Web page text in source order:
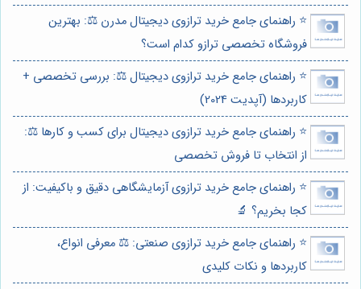
⭐️ راهنمای جامع خرید ترازوی دیجیتال مدرن ⚖️: بهترین
فروشگاه تخصصی ترازو کدام است؟
⭐️ راهنمای جامع خرید ترازوی دیجیتال ⚖️: بررسی تخصصی +
کاربردها (آپدیت 2024)
⭐️ راهنمای جامع خرید ترازوی دیجیتال برای کسب و کارها ⚖️:
از انتخاب تا فروش تخصصی
⭐️ راهنمای جامع خرید ترازوی آزمایشگاهی دقیق و باکیفیت: از
کجا بخریم؟ 🔬
⭐️ راهنمای جامع خرید ترازوی صنعتی: ⚖️ معرفی انواع،
کاربردها و نکات کلیدی